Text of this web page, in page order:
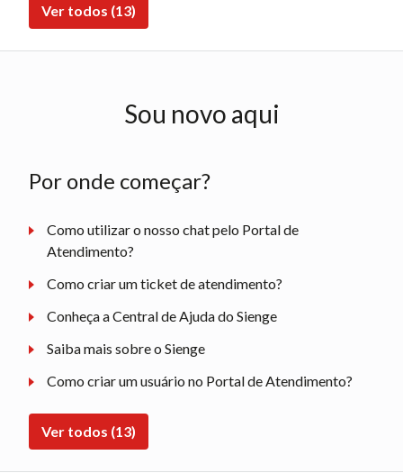
Ver todos (13)
Sou novo aqui
Por onde começar?
Como utilizar o nosso chat pelo Portal de
Atendimento?
Como criar um ticket de atendimento?
Conheça a Central de Ajuda do Sienge
Saiba mais sobre o Sienge
Como criar um usuário no Portal de Atendimento?
Ver todos (13)